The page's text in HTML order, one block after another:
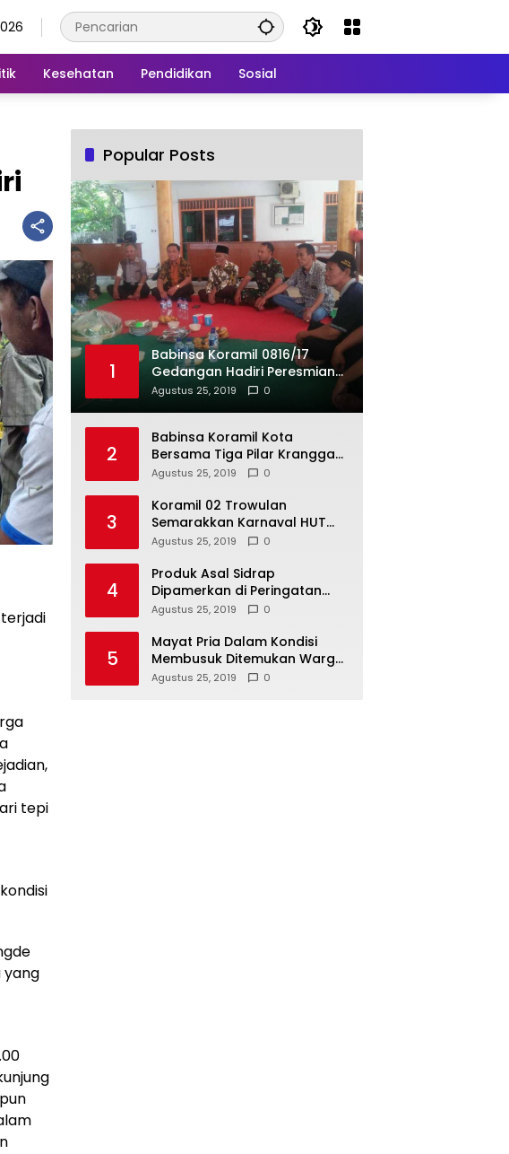
Kesehatan Pendidikan Sosial
tepi
yang
Popular Posts
1
Babinsa Koramil 0816/17
Gedangan Hadiri Peresmian
BUMDes Gedangan
Agustus 25, 2019 0
2
Babinsa Koramil Kota
Bersama Tiga Pilar Kranggan
Gelar Rakor
Agustus 25, 2019 0
3
Koramil 02 Trowulan
Semarakkan Karnaval HUT
Ke-74 Kemerdekaan RI
Agustus 25, 2019 0
4
Produk Asal Sidrap
Dipamerkan di Peringatan
Hari Koperasi Tingkat Provinsi
Agustus 25, 2019 0
5
Mayat Pria Dalam Kondisi
Membusuk Ditemukan Warga
di Area Persawahan Sidoarjo
Agustus 25, 2019 0